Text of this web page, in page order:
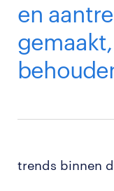
en
trends binnen